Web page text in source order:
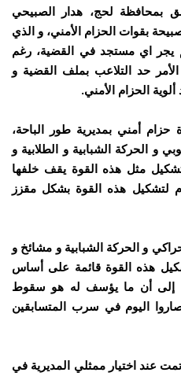
بمحافظة لحج، هدار الصبيحي
بقوات الحزام الأمني، و الذي
يجر اي مستجد في القضية، رغم
حد التلاعب بملف القضية و
الحزام الأمني.
أمني بمديرية طور الباحة،
و الحركة الشبابية و الطلابية و
مثل هذه القوة يقف خلفها
لتشكيل هذه القوة بشكل مقزز
و الحركة الشبابية و مشائخ و
هذه القوة قائمة على أساس
إلى أن ما يؤسف له هو سقوط
اليوم في سرب المتسابقين
عند اختيار ممثلي المديرية في